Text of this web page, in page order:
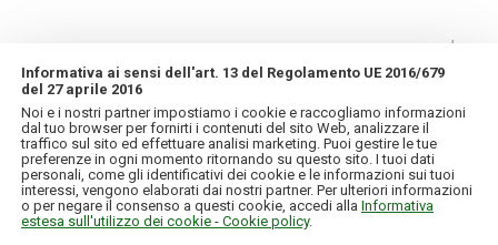
INFORMAZIONI
IL MIO ACCOUNT
Informativa ai sensi dell'art. 13 del Regolamento UE 2016/679
del 27 aprile 2016
Noi e i nostri partner impostiamo i cookie e raccogliamo informazioni
dal tuo browser per fornirti i contenuti del sito Web, analizzare il
traffico sul sito ed effettuare analisi marketing. Puoi gestire le tue
preferenze in ogni momento ritornando su questo sito. I tuoi dati
personali, come gli identificativi dei cookie e le informazioni sui tuoi
interessi, vengono elaborati dai nostri partner. Per ulteriori informazioni
o per negare il consenso a questi cookie, accedi alla Informativa
estesa sull'utilizzo dei cookie - Cookie policy.